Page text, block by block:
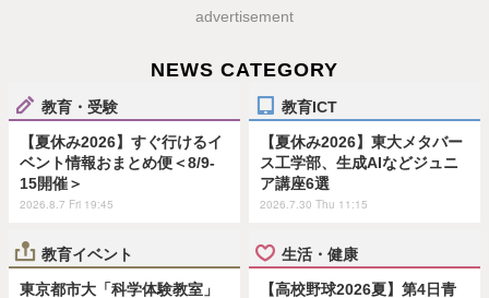
advertisement
NEWS CATEGORY
教育・受験
【夏休み2026】すぐ行けるイ
ベント情報おまとめ便＜8/9-
15開催＞
2026.8.7 Fri 19:45
教育ICT
【夏休み2026】東大メタバー
ス工学部、生成AIなどジュニ
ア講座6選
2026.7.30 Thu 11:15
教育イベント
東京都市大「科学体験教室」
生活・健康
【高校野球2026夏】第4日青